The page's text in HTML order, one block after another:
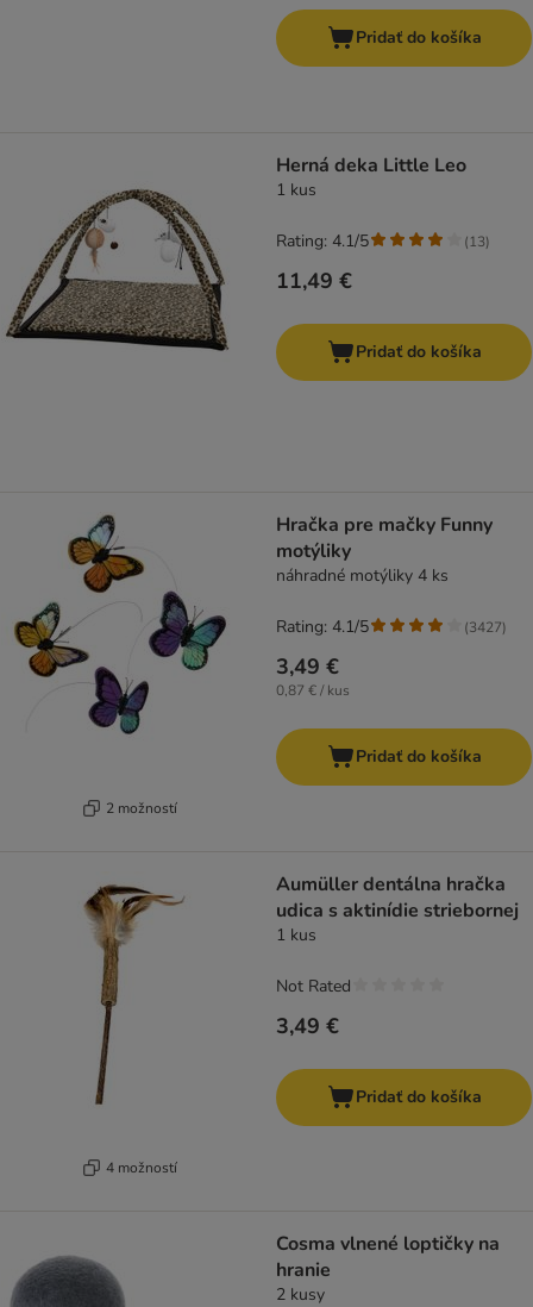
Pridať do košíka
Herná deka Little Leo
1 kus
11,49 €
Rating: 4.1/5 (13)
Pridať do košíka
2 možností
Hračka pre mačky Funny
motýliky
náhradné motýliky 4 ks
3,49 €
0,87 € / kus
Rating: 4.1/5 (3427)
Pridať do košíka
4 možností
Aumüller dentálna hračka
udica s aktinídie striebornej
1 kus
3,49 €
Not Rated
Pridať do košíka
Cosma vlnené loptičky na
hranie
2 kusy